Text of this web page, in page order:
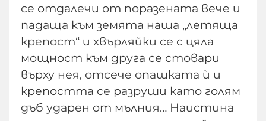
се отдалечи от поразената вече и
падаща към земята наша „летяща
крепост“ и хвърляйки се с цяла
мощност към друга се стовари
върху нея, отсече опашката ѝ и
крепостта се разруши като голям
дъб ударен от мълния… Наистина